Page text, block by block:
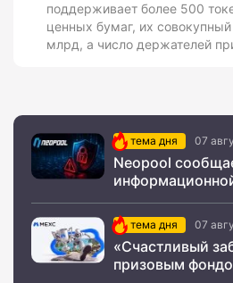
поддерживает более 500
ценных бумаг, их
млрд, а число держателей
тема дня 07
Neopool
тема дня 07
«Счастливый
призовым